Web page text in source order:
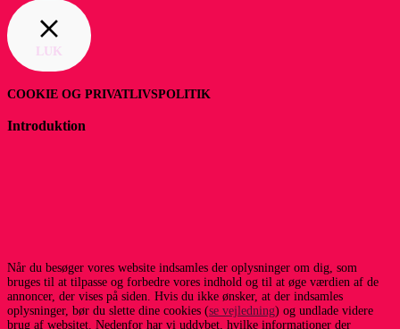
LUK
COOKIE OG PRIVATLIVSPOLITIK
Introduktion
Når du besøger vores website indsamles der oplysninger om dig, som
bruges til at tilpasse og forbedre vores indhold og til at øge værdien af de
annoncer, der vises på siden. Hvis du ikke ønsker, at der indsamles
oplysninger, bør du slette dine cookies (se vejledning) og undlade videre
brug af websitet. Nedenfor har vi uddybet, hvilke informationer der